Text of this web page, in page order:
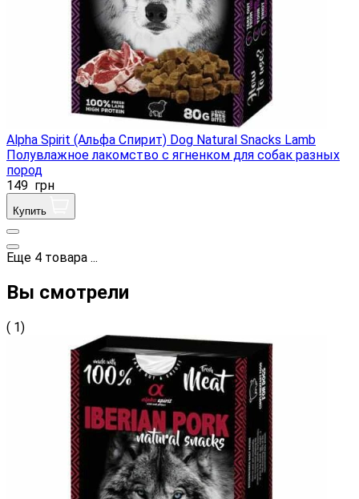
Alpha Spirit (Альфа Спирит) Dog Natural Snacks Lamb
Полувлажное лакомство с ягненком для собак разных
пород
149 грн
Купить
Еще 4 товара ...
Вы смотрели
( 1)